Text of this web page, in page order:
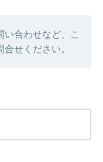
合わせなど、こ
せください。